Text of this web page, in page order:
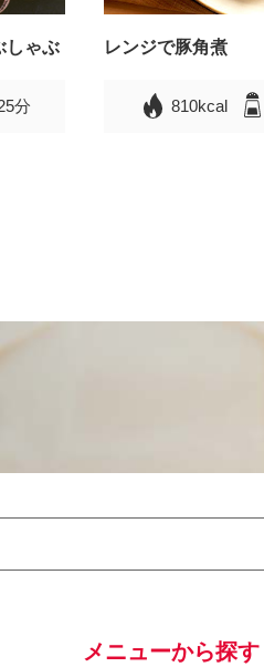
しゃぶ
分
レンジで豚角煮
810kcal
メニューから探す